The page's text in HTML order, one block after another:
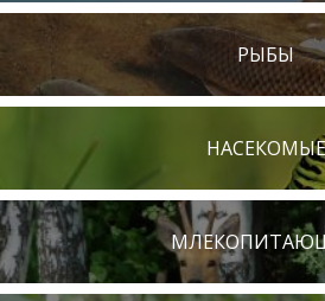
РЫБЫ
НАСЕКОМЫЕ